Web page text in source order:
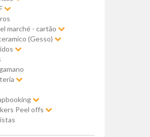
marché - cartão
(Gesso)
Peel offs